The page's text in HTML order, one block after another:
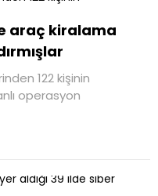
araç kiralama
122 kişinin
operasyon